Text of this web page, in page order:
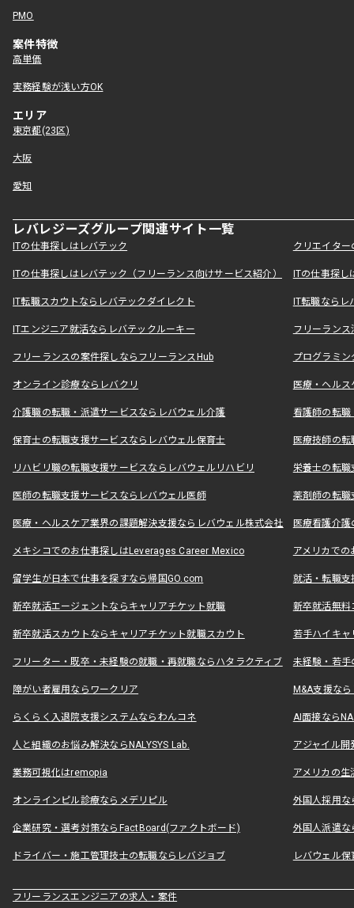
PMO
案件特徴
高単価
実務経験が浅い方OK
エリア
東京都(23区)
大阪
愛知
レバレジーズグループ関連サイト一覧
ITの仕事探しはレバテック クリエイタ
ITの仕事探しはレバテック（フリーランス向けサービス紹介） ITの仕事探
IT転職スカウトならレバテックダイレクト IT転職なら
ITエンジニア就活ならレバテックルーキー フリーラン
フリーランスの案件探しならフリーランスHub プログラミ
オンライン診療ならレバクリ 医療・ヘル
介護職の転職・派遣サービスならレバウェル介護 看護師の転
保育士の転職支援サービスならレバウェル保育士 医療技師の
リハビリ職の転職支援サービスならレバウェルリハビリ 栄養士の転
医師の転職支援サービスならレバウェル医師 薬剤師の転
医療・ヘルスケア業界の課題解決支援ならレバウェル株式会社 医療看護介
メキシコでのお仕事探しはLeverages Career Mexico アメリカで
留学生が日本で仕事を探すなら帰国GO.com 就活・転職
新卒就活エージェントならキャリアチケット就職 新卒就活無料
新卒就活スカウトならキャリアチケット就職スカウト 若手ハイキ
フリーター・既卒・未経験の就職・再就職ならハタラクティブ 未経験・若手
障がい者雇用ならワークリア M&A支援な
らくらく入退院支援システムならわんコネ AI面接なら
人と組織のお悩み解決ならNALYSYS Lab. アジャイル
業務可視化はremopia アメリカの
オンラインピル診療ならメデリピル 外国人採用
企業研究・選考対策ならFactBoard(ファクトボード) 外国人派遣な
ドライバー・施工管理技士の転職ならレバジョブ レバウェル
フリーランスエンジニアの求人・案件